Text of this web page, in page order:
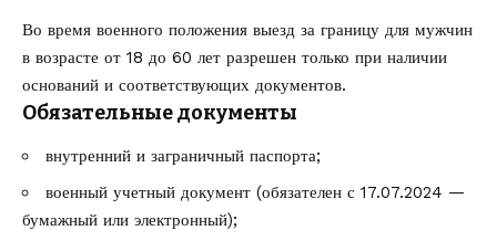
Во время военного положения выезд за границу для мужчин
в возрасте от 18 до 60 лет разрешен только при наличии
оснований и соответствующих документов.
Обязательные документы
внутренний и заграничный паспорта;
военный учетный документ (обязателен с 17.07.2024 —
бумажный или электронный);